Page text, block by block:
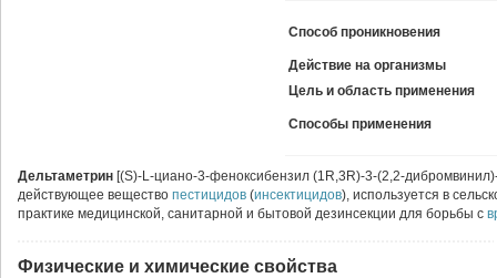
Способ проникновения
Действие на организмы
Цель и область применения
Способы применения
Дельтаметрин [(S)-L-циано-3-феноксибензил (1R,3R)-3-(2,2-
действующее вещество пестицидов (инсектицидов), используется в
практике медицинской, санитарной и бытовой дезинсекции для борьбы с
Физические и химические свойства